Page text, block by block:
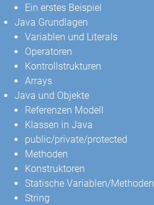
Ein erstes Beispiel
Java Grundlagen
Variablen und Literals
Operatoren
Kontrollstrukturen
Arrays
Java und Objekte
Referenzen Modell
Klassen in Java
public/private/protected
Methoden
Konstruktoren
Statische Variablen/Methoden
String